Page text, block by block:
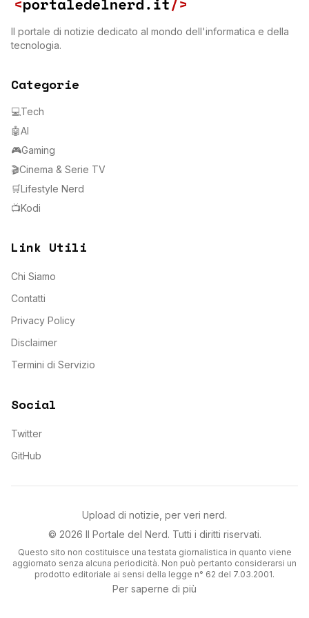
Il portale di notizie dedicato al mondo dell'informatica e della
tecnologia.
Categorie
💻Tech
🤖AI
🎮Gaming
🎬Cinema & Serie TV
🛒Lifestyle Nerd
📺Kodi
Link Utili
Chi Siamo
Contatti
Privacy Policy
Disclaimer
Termini di Servizio
Social
Twitter
GitHub
Upload di notizie, per veri nerd.
© 2026 Il Portale del Nerd. Tutti i diritti riservati.
Questo sito non costituisce una testata giornalistica in quanto viene
aggiornato senza alcuna periodicità. Non può pertanto considerarsi un
prodotto editoriale ai sensi della legge n° 62 del 7.03.2001.
Per saperne di più